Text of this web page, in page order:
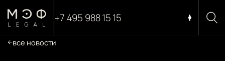
+7 495 988 15 15
все новости